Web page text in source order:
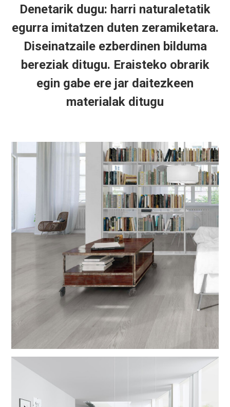
Denetarik dugu: harri naturaletatik
egurra imitatzen duten zeramiketara.
Diseinatzaile ezberdinen bilduma
bereziak ditugu. Eraisteko obrarik
egin gabe ere jar daitezkeen
materialak ditugu